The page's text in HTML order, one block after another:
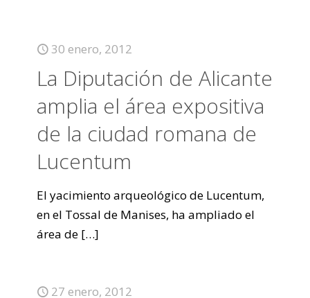
30 enero, 2012
La Diputación de Alicante
amplia el área expositiva
de la ciudad romana de
Lucentum
El yacimiento arqueológico de Lucentum,
en el Tossal de Manises, ha ampliado el
área de […]
27 enero, 2012